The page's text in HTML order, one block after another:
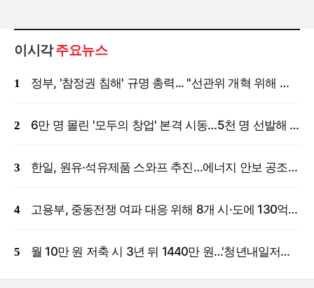
이시각주요뉴스
정부, '참정권 침해' 규명 총력... "선관위 개혁 위해 국정조사 등 모든 조치"
6만 명 몰린 '모두의 창업' 본격 시동…5천 명 선발해 밀착 지원
한일, 원유·석유제품 스와프 추진…에너지 안보 공조 강화
고용부, 중동전쟁 여파 대응 위해 8개 시·도에 130억 원 긴급 투입
월 10만 원 저축 시 3년 뒤 1440만 원…'청년내일저축계좌' 신규 모집